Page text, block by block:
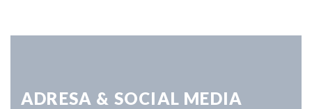
ADRESA & SOCIAL MEDIA